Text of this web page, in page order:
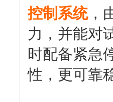
控制系统，
力，并能对
时配备紧急
性，更可靠